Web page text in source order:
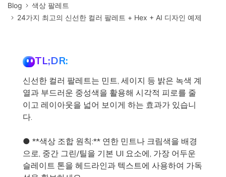
Blog
색상 팔레트
24가지 최고의 신선한 컬러 팔레트 + Hex + AI 디자인 예제
TL;DR:
신선한 컬러 팔레트는 민트, 세이지 등 밝은 녹색 계
열과 부드러운 중성색을 활용해 시각적 피로를 줄
이고 레이아웃을 넓어 보이게 하는 효과가 있습니
다.
● **색상 조합 원칙:** 연한 민트나 크림색을 배경
으로, 중간 그린/틸을 기본 UI 요소에, 가장 어두운
슬레이트 톤을 헤드라인과 텍스트에 사용하여 가독